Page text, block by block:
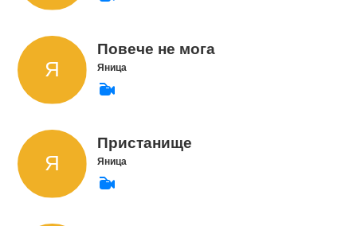
Повече не мога
Яница
Пристанище
Яница